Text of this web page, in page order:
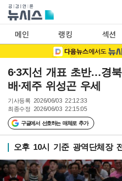
메인 랭킹 섹션
6·3지선 개표 초반…경
배·제주 위성곤 우세
기사등록 2026/06/03 22:12:33
최종수정 2026/06/03 22:15:05
구글에서 선호하는 매체로 추가
오후 10시 기준 광역단체장